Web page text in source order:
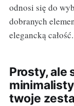
odnosi się do
dobranych
elegancką całość.
Prosty, ale
twoje